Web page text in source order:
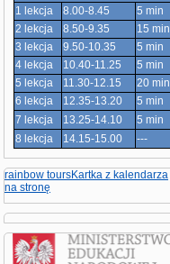
1 lekcja
8.00-8.45
5 min
2 lekcja
8.50-9.35
15 min
3 lekcja
9.50-10.35
5 min
4 lekcja
10.40-11.25
5 min
5 lekcja
11.30-12.15
20 min
6 lekcja
12.35-13.20
5 min
7 lekcja
13.25-14.10
5 min
8 lekcja
14.15-15.00 ---
rainbow toursKartka z kalendarza
na stronę